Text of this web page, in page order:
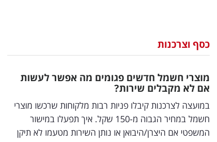
וצרכנות
דיגיטל
וטק
שיווק
כסף וצרכנות
מוצרי חשמל חדשים פגומים מה אפשר לעשות
אם לא מקבלים שירות?
במועצה לצרכנות קיבלו פניות רבות מלקוחות שרכשו מוצרי
חשמל במחיר הגבוה מ-150 שקל. איך תפעלו במישור
המשפטי אם היצרן/היבואן או נותן השירות מטעמו לא תיקן